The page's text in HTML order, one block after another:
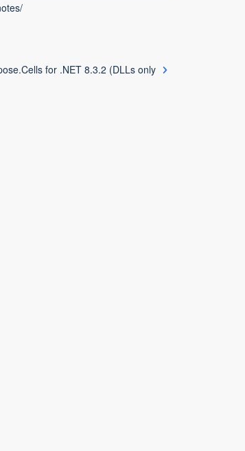
for .NET 8.3.2 (DLLs only